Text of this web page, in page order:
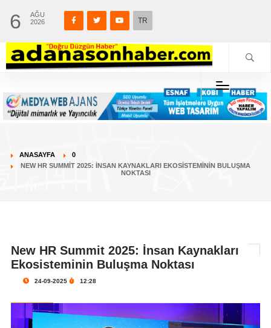
6
AĞU
2026
TR
ANASAYFA
0
NEW HR SUMMIT 2025: İNSAN KAYNAKLARI EKOSISTEMININ BULUŞMA
NOKTASI
New HR Summit 2025: İnsan Kaynakları
Ekosisteminin Buluşma Noktası
24-09-2025 12:28